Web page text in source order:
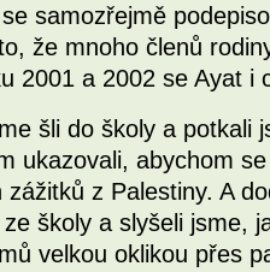
samozřejmě
že mnoho členů
2001 a 2002 se Ayat i
šli do školy a potkali
ukazovali, abychom
zážitků z Palestiny. A
školy a slyšeli jsme,
velkou oklikou přes